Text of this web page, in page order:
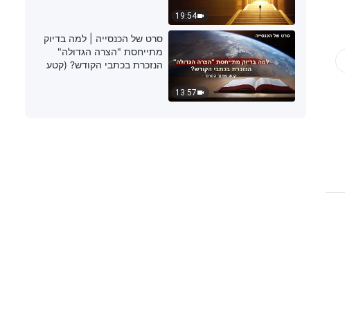
5:53
דבר אלוהים היומי: הכרת עבודתו של
האל – מובאה 151
דבר אלוהים היומי: הכרת עבודתו של
האל – מובאה 152
19:54
13:57
סרט של הכנסייה | למה בדיוק
מתייחסת "הצרה הגדולה"
הנזכרת בכתבי הקודש? (קטע